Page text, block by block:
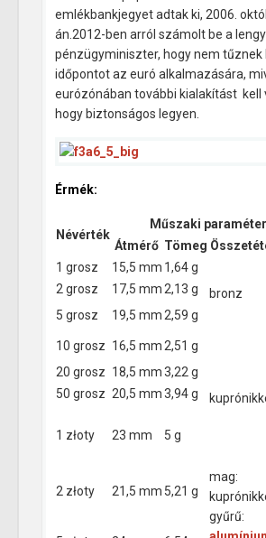
emlékbankjegyet adtak ki, 2006.
án.2012-ben arról számolt be a
pénzügyminiszter, hogy nem tűznek
időpontot az euró alkalmazására,
eurózónában további kialakítást kell
hogy biztonságos legyen.
Érmék:
Névérték
Műszaki
Átmérő Tömeg
1 grosz
15,5 mm 1,64 g
bronz
2 grosz
17,5 mm2,13 g
5 grosz
19,5 mm2,59 g
10 grosz 16,5 mm2,51 g
20 grosz 18,5 mm3,22 g
50 grosz 20,5 mm3,94 g
1 złoty 23 mm 5 g
2 złoty 21,5 mm 5,21 g
mag:
gyűrű: